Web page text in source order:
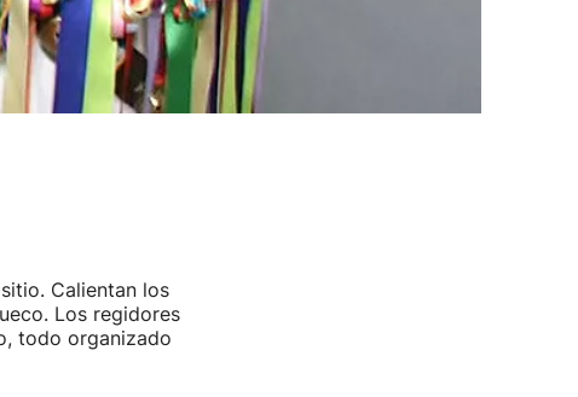
Calientan los
Los regidores
todo organizado